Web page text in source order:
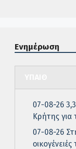
Ενημέρωση
07-08-26
Κρήτης για
07-08-26